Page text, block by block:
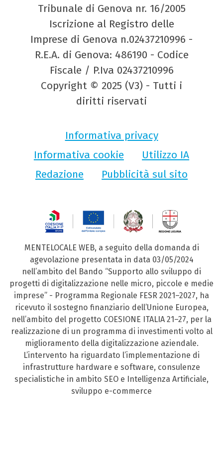
Tribunale di Genova nr. 16/2005
Iscrizione al Registro delle
Imprese di Genova n.02437210996 -
R.E.A. di Genova: 486190 - Codice
Fiscale / P.Iva 02437210996
Copyright © 2025 (V3) - Tutti i
diritti riservati
Informativa privacy
Informativa cookie
Utilizzo IA
Redazione
Pubblicità sul sito
MENTELOCALE WEB, a seguito della domanda di
agevolazione presentata in data 03/05/2024
nell’ambito del Bando “Supporto allo sviluppo di
progetti di digitalizzazione nelle micro, piccole e medie
imprese” - Programma Regionale FESR 2021–2027, ha
ricevuto il sostegno finanziario dell’Unione Europea,
nell’ambito del progetto COESIONE ITALIA 21–27, per la
realizzazione di un programma di investimenti volto al
miglioramento della digitalizzazione aziendale.
L’intervento ha riguardato l’implementazione di
infrastrutture hardware e software, consulenze
specialistiche in ambito SEO e Intelligenza Artificiale,
sviluppo e-commerce